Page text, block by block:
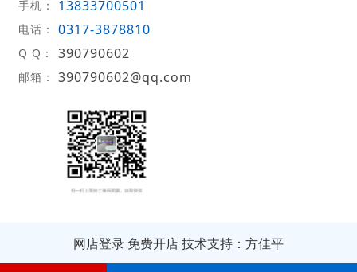
手机： 13833700501
电话： 0317-3878810
Q Q： 390790602
邮箱： 390790602@qq.com
网店登录 免费开店技术支持：方佳平